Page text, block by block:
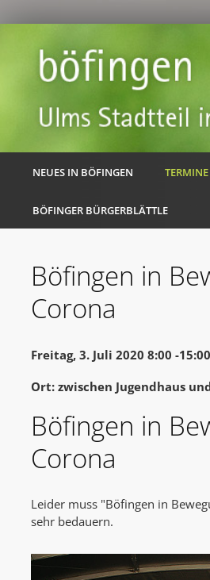
NEUES IN BÖFINGEN TERMINE
BÖFINGER BÜRGERBLÄTTLE
Böfingen in
Corona
Freitag, 3. Juli 2020 8:00 -15:00
Ort: zwischen Jugendhaus
Böfingen in
Corona
Leider muss "Böfingen in
sehr bedauern.